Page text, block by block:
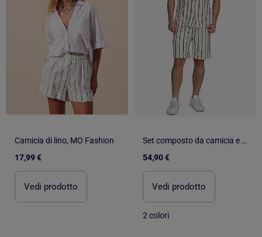
Camicia di lino, MO Fashion
17,99 €
Vedi prodotto
Set composto da camicia e pantaloncini a righe - Frilivin
54,90 €
Vedi prodotto
2 colori